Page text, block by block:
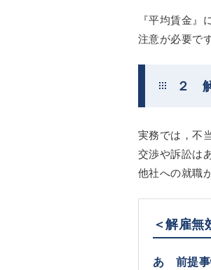
『平均賃金』
注意が必要で
２
実務では，不
交渉や訴訟は
他社への就職
＜解雇
あ 前提